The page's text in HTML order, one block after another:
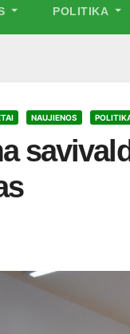
POLITIKA
NAUJIENOS